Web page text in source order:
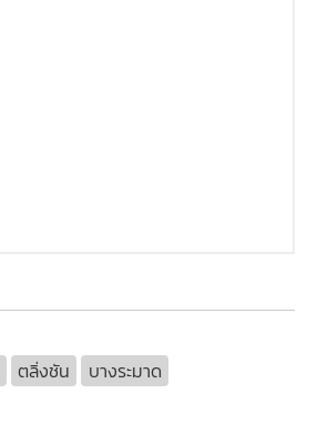
ตลิ่งชัน
บางระมาด